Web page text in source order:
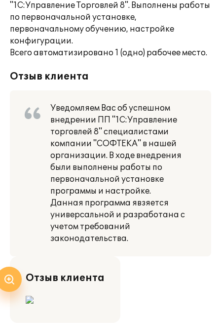
"1С:Управление Торговлей 8". Выполнены работы
по первоначальной установке,
первоначальному обучению, настройке
конфигурации.
Всего автоматизировано 1 (одно) рабочее место.
Отзыв клиента
Уведомляем Вас об успешном
внедрении ПП "1С:Управление
торговлей 8" специалистами
компании "СОФТЕКА" в нашей
организации. В ходе внедрения
были выполнены работы по
первоначальной установке
программы и настройке.
Данная программа явзяется
универсальной и разработана с
учетом требований
законодательства.
Отзыв клиента